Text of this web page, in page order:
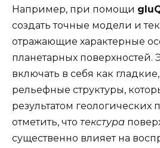
Например, при помощи
создать точные модели и
отражающие характерные
планетарных поверхностей.
включать в себя как
рельефные структуры,
результатом геологических
отметить, что текстура
существенно влияет на